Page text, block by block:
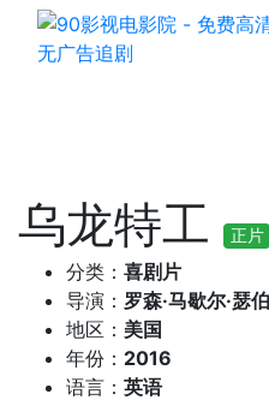
乌龙特工 正片
分类： 喜剧片
导演： 罗森·马歇尔·瑟伯
地区： 美国
年份： 2016
语言： 英语